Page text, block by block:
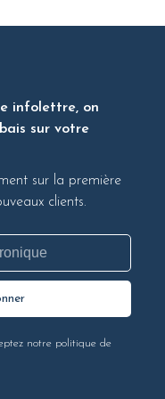
infolettre, on
sur votre
sur la première
clients.
notre politique de